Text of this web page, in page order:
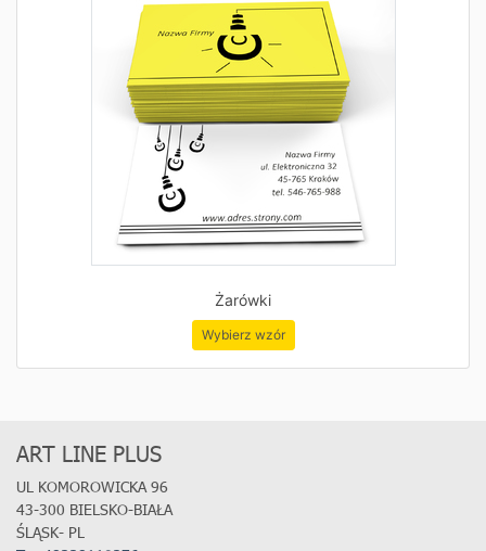
Żarówki
Wybierz wzór
ART LINE PLUS
UL KOMOROWICKA 96
43-300 BIELSKO-BIAŁA
ŚLĄSK- PL